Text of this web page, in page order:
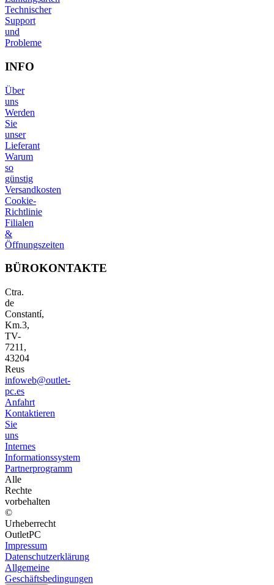
Technischer
Support
und
Probleme
INFO
Über
uns
Werden
Sie
unser
Lieferant
Warum
so
günstig
Versandkosten
Cookie-
Richtlinie
Filialen
&
Öffnungszeiten
BÜROKONTAKTE
Ctra.
de
Constantí,
Km.3,
TV-
7211,
43204
Reus
infoweb@outlet-
pc.es
Anfahrt
Kontaktieren
Sie
uns
Internes
Informationssystem
Partnerprogramm
Alle
Rechte
vorbehalten
©
Urheberrecht
OutletPC
Impressum
Datenschutzerklärung
Allgemeine
Geschäftsbedingungen